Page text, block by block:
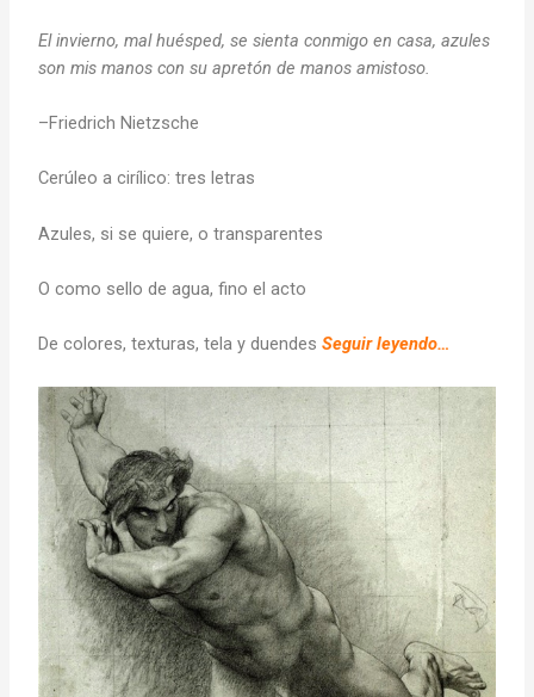
El invierno, mal huésped, se sienta conmigo en casa, azules
son mis manos con su apretón de manos amistoso.
–Friedrich Nietzsche
Cerúleo a cirílico: tres letras
Azules, si se quiere, o transparentes
O como sello de agua, fino el acto
De colores, texturas, tela y duendesSeguir leyendo…